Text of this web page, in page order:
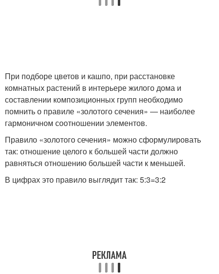
При подборе цветов и кашпо, при расстановке
комнатных растений в интерьере жилого дома и
составлении композиционных групп необходимо
помнить о правиле «золотого сечения» — наиболее
гармоничном соотношении элементов.
Правило «золотого сечения» можно сформулировать
так: отношение целого к большей части должно
равняться отношению большей части к меньшей.
В цифрах это правило выглядит так: 5:3=3:2